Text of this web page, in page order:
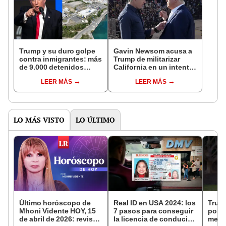
Trump y su duro golpe
contra inmigrantes: más
de 9.000 detenidos
base naval fuera de
EEUU
LEER MÁS
Gavin Newsom acusa a
Trump de militarizar
California en un intento
políticas: "Un abuso de
poder flagrante"
LEER MÁS
LO MÁS VISTO LO ÚLTIMO
Último horóscopo de
Mhoni Vidente HOY, 15
de abril de 2026: revisa
Real ID en USA 2024: los
7 pasos para conseguir
la licencia de conducir